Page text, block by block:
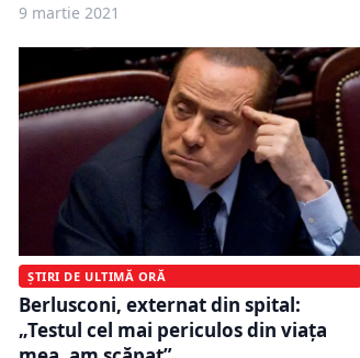
9 martie 2021
ȘTIRI DE ULTIMĂ ORĂ
Berlusconi, externat din spital:
„Testul cel mai periculos din viața